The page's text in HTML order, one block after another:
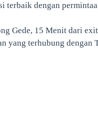
terbaik dengan
Gede, 15 Menit dari
yang terhubung dengan